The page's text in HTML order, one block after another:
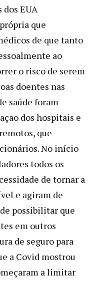
EUA
que
de que tanto
ao
o risco de serem
doentes nas
saúde foram
dos hospitais e
que
No início
todos os
de tornar a
e agiram de
possibilitar que
em outros
de seguro para
a Covid mostrou
a limitar